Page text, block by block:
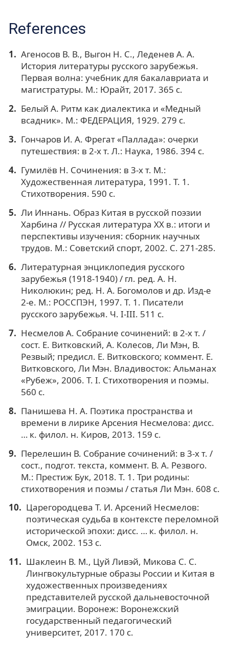
References
Агеносов В. В., Выгон Н. С., Леденев А. А.
История литературы русского зарубежья.
Первая волна: учебник для бакалавриата и
магистратуры. М.: Юрайт, 2017. 365 с.
Белый А. Ритм как диалектика и «Медный
всадник». М.: ФЕДЕРАЦИЯ, 1929. 279 с.
Гончаров И. А. Фрегат «Паллада»: очерки
путешествия: в 2-х т. Л.: Наука, 1986. 394 с.
Гумилёв Н. Сочинения: в 3-х т. М.:
Художественная литература, 1991. Т. 1.
Стихотворения. 590 с.
Ли Иннань. Образ Китая в русской поэзии
Харбина // Русская литература XX в.: итоги и
перспективы изучения: сборник научных
трудов. М.: Советский спорт, 2002. С. 271-285.
Литературная энциклопедия русского
зарубежья (1918-1940) / гл. ред. А. Н.
Николюкин; ред. Н. А. Богомолов и др. Изд-е
2-е. М.: РОССПЭН, 1997. Т. 1. Писатели
русского зарубежья. Ч. I-III. 511 с.
Несмелов А. Собрание сочинений: в 2-х т. /
сост. Е. Витковский, А. Колесов, Ли Мэн, В.
Резвый; предисл. Е. Витковского; коммент. Е.
Витковского, Ли Мэн. Владивосток: Альманах
«Рубеж», 2006. Т. I. Стихотворения и поэмы.
560 с.
Панишева Н. А. Поэтика пространства и
времени в лирике Арсения Несмелова: дисс.
… к. филол. н. Киров, 2013. 159 с.
Перелешин В. Собрание сочинений: в 3-х т. /
сост., подгот. текста, коммент. В. А. Резвого.
М.: Престиж Бук, 2018. Т. 1. Три родины:
стихотворения и поэмы / статья Ли Мэн. 608 с.
Царегородцева Т. И. Арсений Несмелов:
поэтическая судьба в контексте переломной
исторической эпохи: дисс. … к. филол. н.
Омск, 2002. 153 с.
Шаклеин В. М., Цуй Ливэй, Микова С. С.
Лингвокультурные образы России и Китая в
художественных произведениях
представителей русской дальневосточной
эмиграции. Воронеж: Воронежский
государственный педагогический
университет, 2017. 170 с.